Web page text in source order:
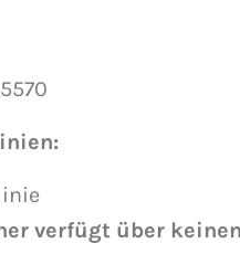
verfügt über